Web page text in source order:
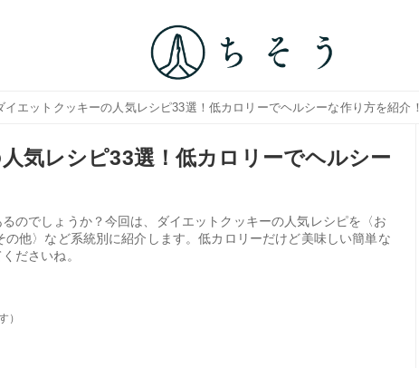
イエットクッキーの人気レシピ33選！低カロリーでヘルシーな作り方を紹介！
気レシピ33選！低カロリーでヘルシー
のでしょうか？今回は、ダイエットクッキーの人気レシピを〈お
他〉など系統別に紹介します。低カロリーだけど美味しい簡単な
ださいね。
）